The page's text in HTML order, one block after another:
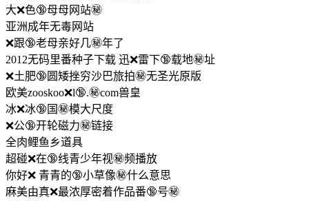
大❌色🔞母母网站㊙️
亚洲成年无毒网站
❌跟🔞老母亲好几㊙️年了
2012无码里番种子下载 迅❌雷下🔞载地㊙️址
❌土肥🔞圆矮挫穷沙巴旅拍㊙️无圣光原版
欧美zooskoo❌l🔞.㊙️com兽皇
冰❌冰🔞国㊙️模大尺度
❌公🔞开轮磁力㊙️链接
全肉鲤鱼乡道具
超碰❌在🔞线青少年视㊙️频播放
你好❌ 青青的🔞小草像㊙️什么意思
麻美由真❌最浓厚密着作品番🔞号㊙️